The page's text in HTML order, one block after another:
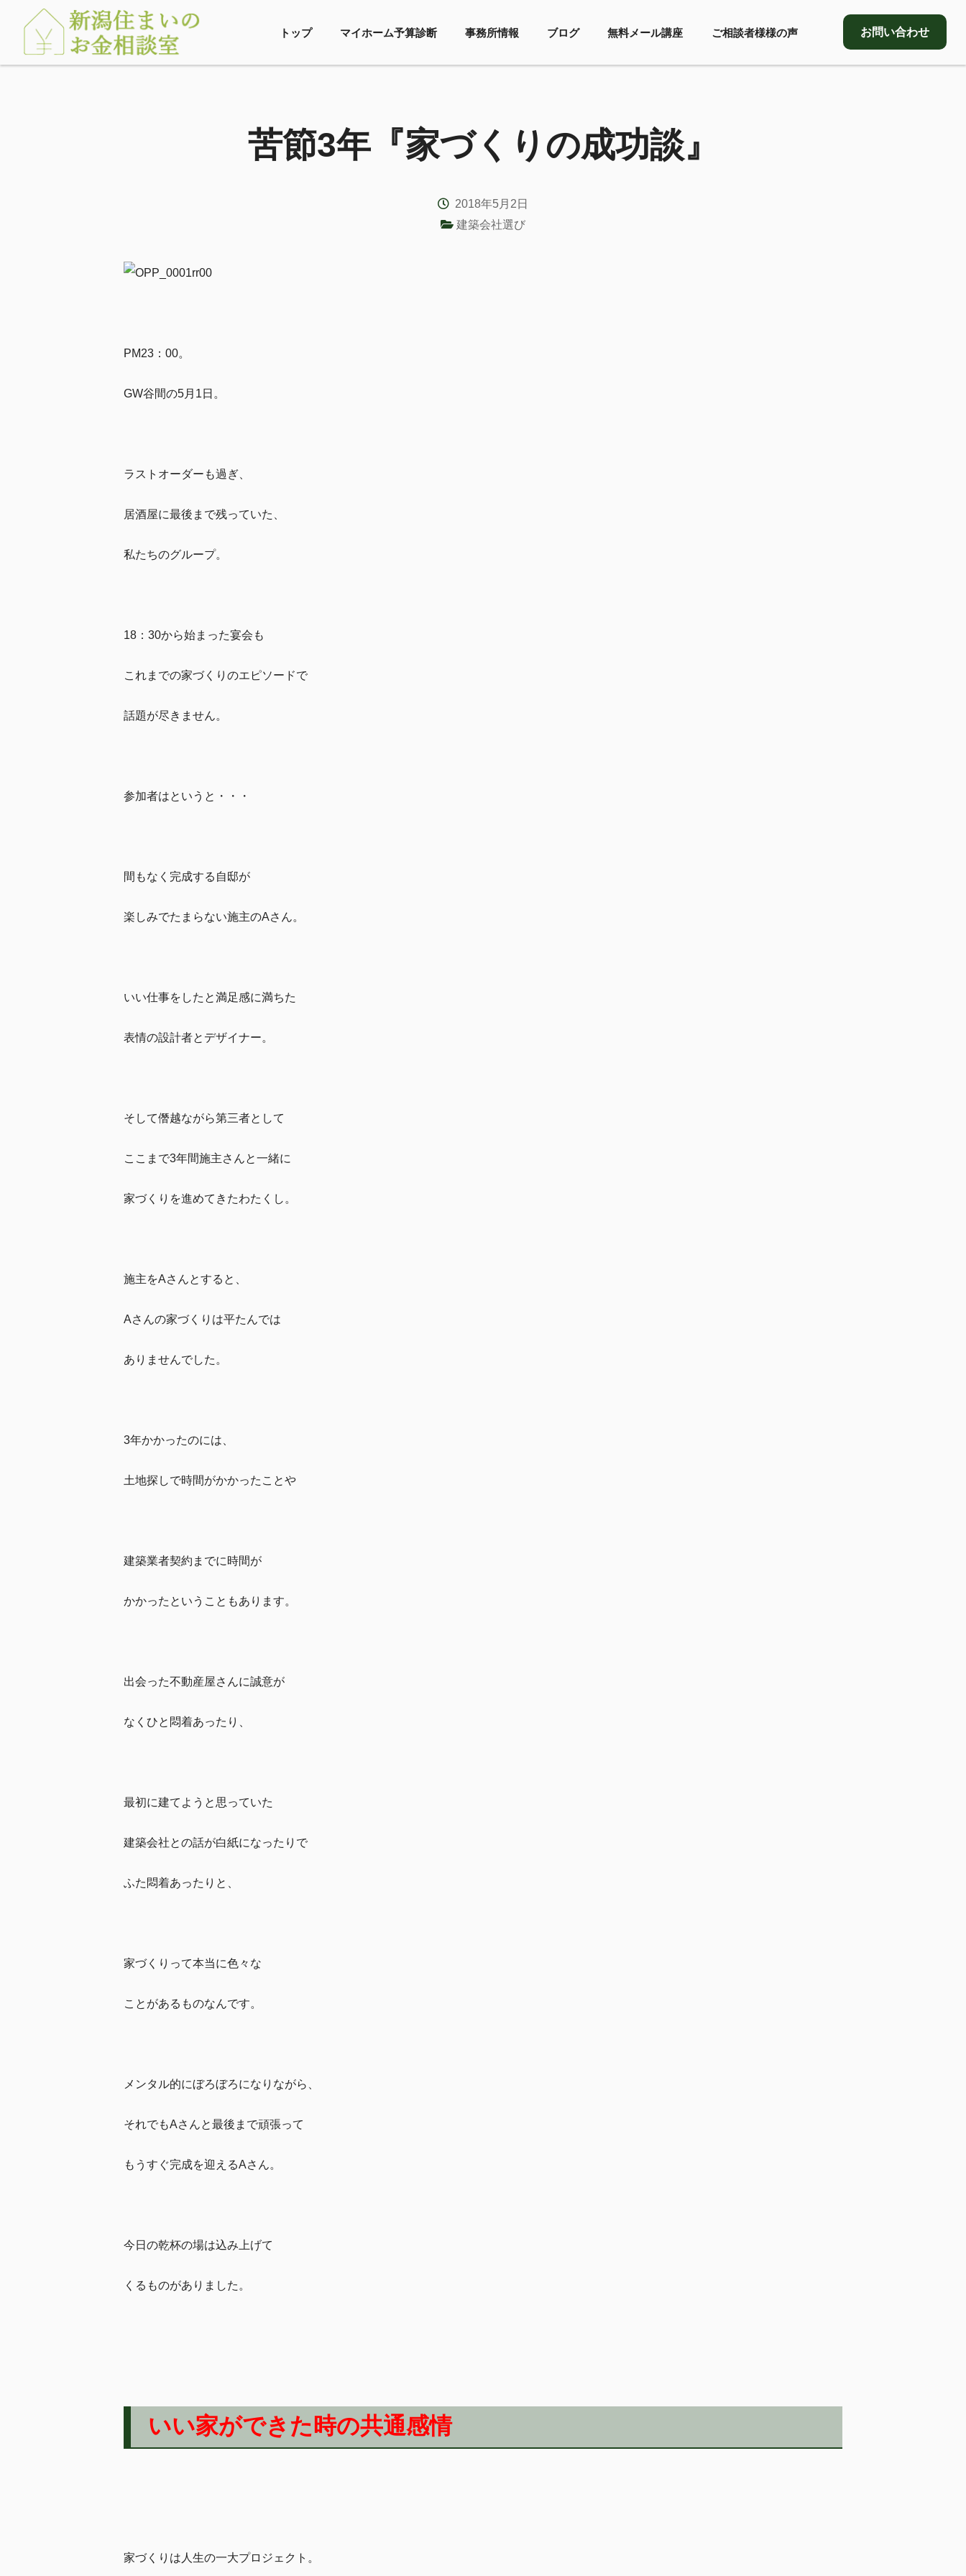
トップ マイホーム予算診断 事務所情報 ブログ 無料メール講座 ご相談者様様の声 お問い合わせ
苦節3年『家づくりの成功談』
2018年5月2日
建築会社選び
PM23：00。
GW谷間の5月1日。
ラストオーダーも過ぎ、
居酒屋に最後まで残っていた、
私たちのグループ。
18：30から始まった宴会も
これまでの家づくりのエピソードで
話題が尽きません。
参加者はというと・・・
間もなく完成する自邸が
楽しみでたまらない施主のAさん。
いい仕事をしたと満足感に満ちた
表情の設計者とデザイナー。
そして僭越ながら第三者として
ここまで3年間施主さんと一緒に
家づくりを進めてきたわたくし。
施主をAさんとすると、
Aさんの家づくりは平たんでは
ありませんでした。
3年かかったのには、
土地探しで時間がかかったことや
建築業者契約までに時間が
かかったということもあります。
出会った不動産屋さんに誠意が
なくひと悶着あったり、
最初に建てようと思っていた
建築会社との話が白紙になったりで
ふた悶着あったりと、
家づくりって本当に色々な
ことがあるものなんです。
メンタル的にぼろぼろになりながら、
それでもAさんと最後まで頑張って
もうすぐ完成を迎えるAさん。
今日の乾杯の場は込み上げて
くるものがありました。
いい家ができた時の共通感情
家づくりは人生の一大プロジェクト。